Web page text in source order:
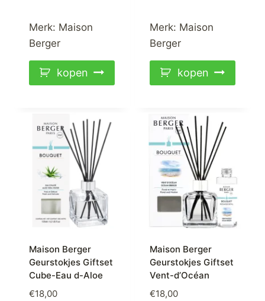
Merk: Maison
Berger
kopen
Merk: Maison
Berger
kopen
Maison Berger
Geurstokjes Giftset
Cube-Eau d-Aloe
€18,00
Maison Berger
Geurstokjes Giftset
Vent-d’Océan
€18,00